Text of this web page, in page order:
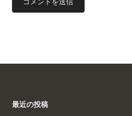
最近の投稿